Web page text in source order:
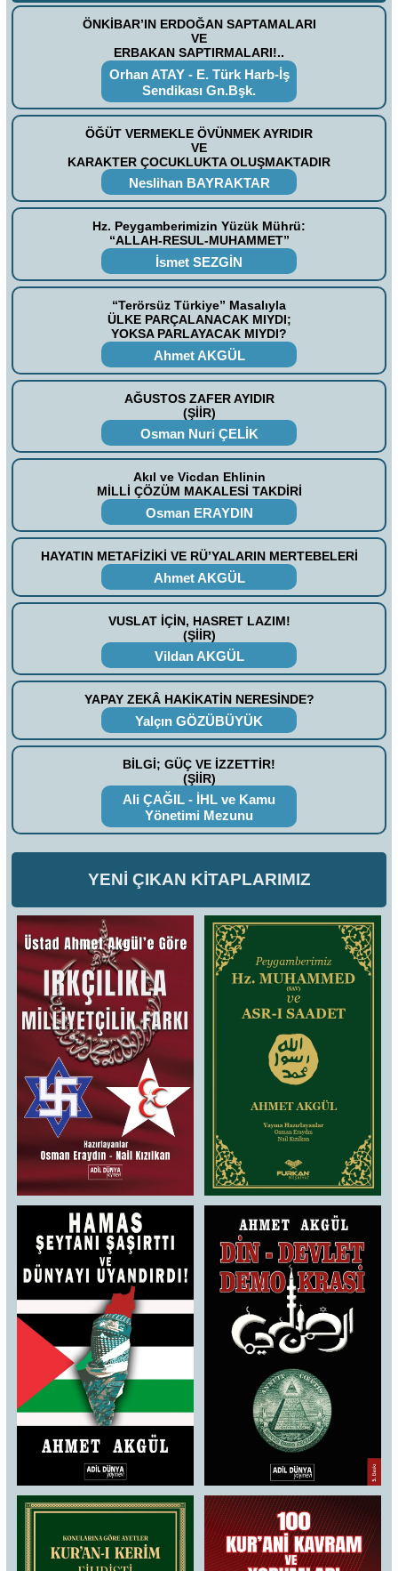
ÖNKİBAR’IN ERDOĞAN SAPTAMALARI
VE
ERBAKAN SAPTIRMALARI!..
Orhan ATAY - E. Türk Harb-İş
Sendikası Gn.Bşk.
ÖĞÜT VERMEKLE ÖVÜNMEK AYRIDIR
VE
KARAKTER ÇOCUKLUKTA OLUŞMAKTADIR
Neslihan BAYRAKTAR
Hz. Peygamberimizin Yüzük Mührü:
“ALLAH-RESUL-MUHAMMET”
İsmet SEZGİN
“Terörsüz Türkiye” Masalıyla
ÜLKE PARÇALANACAK MIYDI;
YOKSA PARLAYACAK MIYDI?
Ahmet AKGÜL
AĞUSTOS ZAFER AYIDIR
(ŞİİR)
Osman Nuri ÇELİK
Akıl ve Vicdan Ehlinin
MİLLİ ÇÖZÜM MAKALESİ TAKDİRİ
Osman ERAYDIN
HAYATIN METAFİZİKİ VE RÜ’YALARIN MERTEBELERİ
Ahmet AKGÜL
VUSLAT İÇİN, HASRET LAZIM!
(ŞİİR)
Vildan AKGÜL
YAPAY ZEKÂ HAKİKATİN NERESİNDE?
Yalçın GÖZÜBÜYÜK
BİLGİ; GÜÇ VE İZZETTİR!
(ŞİİR)
Ali ÇAĞIL - İHL ve Kamu
Yönetimi Mezunu
YENİ ÇIKAN KİTAPLARIMIZ